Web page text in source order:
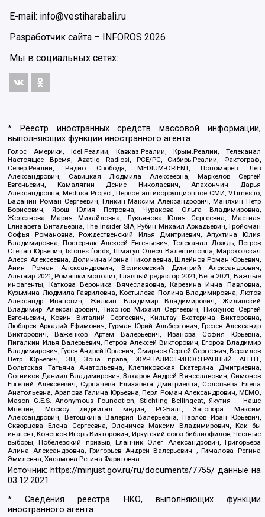
E-mail: info@vestiharabali.ru
Разработчик сайта – INFOROS 2026
Мы в социальных сетях:
* Реестр иностранных средств массовой информации,
выполняющих функции иностранного агента:
Голос Америки, Idel.Реалии, Кавказ.Реалии, Крым.Реалии, Телеканал
Настоящее Время, Azatliq Radiosi, PCE/PC, Сибирь.Реалии, Фактограф,
Север.Реалии, Радио Свобода, MEDIUM-ORIENT, Пономарев Лев
Александрович, Савицкая Людмила Алексеевна, Маркелов Сергей
Евгеньевич, Камалягин Денис Николаевич, Апахончич Дарья
Александровна, Medusa Project, Первое антикоррупционное СМИ, VTimes.io,
Баданин Роман Сергеевич, Гликин Максим Александрович, Маняхин Петр
Борисович, Ярош Юлия Петровна, Чуракова Ольга Владимировна,
Железнова Мария Михайловна, Лукьянова Юлия Сергеевна, Маетная
Елизавета Витальевна, The Insider SIA, Рубин Михаил Аркадьевич, Гройсман
Софья Романовна, Рождественский Илья Дмитриевич, Апухтина Юлия
Владимировна, Постернак Алексей Евгеньевич, Телеканал Дождь, Петров
Степан Юрьевич, Istories fonds, Шмагун Олеся Валентиновна, Мароховская
Алеся Алексеевна, Долинина Ирина Николаевна, Шлейнов Роман Юрьевич,
Анин Роман Александрович, Великовский Дмитрий Александрович,
Альтаир 2021, Ромашки монолит, Главный редактор 2021, Вега 2021, Важные
иноагенты, Каткова Вероника Вячеславовна, Карезина Инна Павловна,
Кузьмина Людмила Гавриловна, Костылева Полина Владимировна, Лютов
Александр Иванович, Жилкин Владимир Владимирович, Жилинский
Владимир Александрович, Тихонов Михаил Сергеевич, Пискунов Сергей
Евгеньевич, Ковин Виталий Сергеевич, Кильтау Екатерина Викторовна,
Любарев Аркадий Ефимович, Гурман Юрий Альбертович, Грезев Александр
Викторович, Важенков Артем Валерьевич, Иванова София Юрьевна,
Пигалкин Илья Валерьевич, Петров Алексей Викторович, Егоров Владимир
Владимирович, Гусев Андрей Юрьевич, Смирнов Сергей Сергеевич, Верзилов
Петр Юрьевич, ЗП, Зона права, ЖУРНАЛИСТ-ИНОСТРАННЫЙ АГЕНТ,
Вольтская Татьяна Анатольевна, Клепиковская Екатерина Дмитриевна,
Сотников Даниил Владимирович, Захаров Андрей Вячеславович, Симонов
Евгений Алексеевич, Сурначева Елизавета Дмитриевна, Соловьева Елена
Анатольевна, Арапова Галина Юрьевна, Перл Роман Александрович, МЕМО,
Mason G.E.S. Anonymous Foundation, Stichting Bellingcat, Якутия – Наше
Мнение, Москоу диджитал медиа, РС-Балт, Заговора Максим
Александрович, Ветошкина Валерия Валерьевна, Павлов Иван Юрьевич,
Скворцова Елена Сергеевна, Оленичев Максим Владимирович, Как бы
инагент, Кочетков Игорь Викторович, Иркутский союз библиофилов, Честные
выборы, Нобелевский призыв, Еланчик Олег Александрович, Григорьева
Алина Александровна, Григорьев Андрей Валерьевич , Гималова Регина
Эмилевна, Хисамова Регина Фаритовна
Источник: https://minjust.gov.ru/ru/documents/7755/ данные на
03.12.2021
* Сведения реестра НКО, выполняющих функции
иностранного агента: